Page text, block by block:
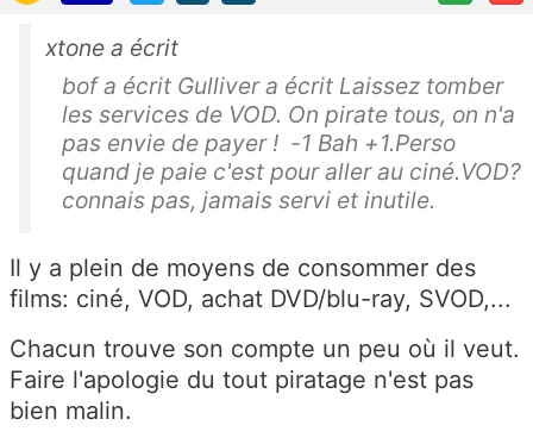
xtone a écrit
bof a écrit Gulliver a écrit Laissez tomber
les services de VOD. On pirate tous, on n'a
pas envie de payer ! -1 Bah +1.Perso
quand je paie c'est pour aller au ciné.VOD?
connais pas, jamais servi et inutile.
Il y a plein de moyens de consommer des
films: ciné, VOD, achat DVD/blu-ray, SVOD,...
Chacun trouve son compte un peu où il veut.
Faire l'apologie du tout piratage n'est pas
bien malin.